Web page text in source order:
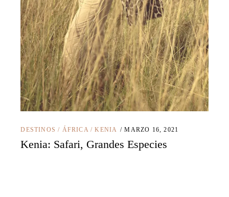
DESTINOS / ÁFRICA /KENIA MARZO 16, 2021
Kenia: Safari, Grandes Especies